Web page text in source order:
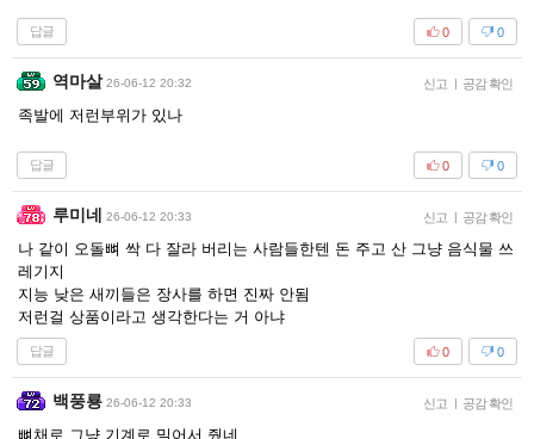
답글 0
0
역마살 26-06-12 20:32 신고 | 공감 확인
족발에 저런부위가 있나
답글 0
0
루미네 26-06-12 20:33 신고 | 공감 확인
나 같이 오돌뼈 싹 다 잘라 버리는 사람들한텐 돈 주고 산 그냥 음식물 쓰
레기지
지능 낮은 새끼들은 장사를 하면 진짜 안됨
저런걸 상품이라고 생각한다는 거 아냐
답글 0
0
백풍룡 26-06-12 20:33 신고 | 공감 확인
뼈채로 그냥 기계로 밀어서 줬네